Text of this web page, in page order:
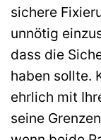
sichere
unnötig
dass die
haben sollte.
ehrlich mit
seine